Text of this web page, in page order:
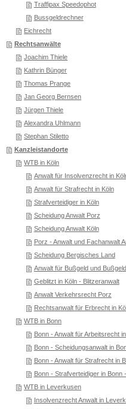
Traffipax Speedophot
Bussgeldrechner
Eichrecht
Rechtsanwälte
Joachim Thiele
Kathrin Bünger
Thomas Prange
Jan Georg Bernsen
Jürgen Thiele
Alexandra Uhlmann
Stephan Stiletto
Kanzleistandorte
WTB in Köln
Anwalt für Insolvenzrecht in
Anwalt für Strafrecht in Köln
Strafverteidiger in Köln
Scheidung Anwalt Porz
Scheidung Anwalt Köln
Porz - Anwalt und Fachanwalt
Scheidung Bergisches Land
Anwalt für Bußgeld und
Geblitzt in Köln - Blitzeranwalt
Anwalt Verkehrsrecht Porz
Rechtsanwalt für Erbrecht in
WTB in Bonn
Bonn - Anwalt für Arbeitsrecht
Bonn - Scheidungsanwalt in
Bonn - Anwalt für Strafrecht in
Bonn - Strafverteidiger in Bonn
WTB in Leverkusen
Insolvenzrecht Anwalt in